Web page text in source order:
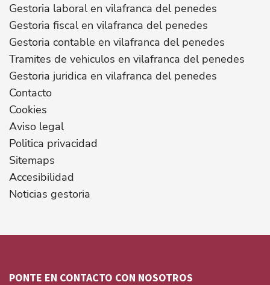
Gestoria laboral en vilafranca del penedes
Gestoria fiscal en vilafranca del penedes
Gestoria contable en vilafranca del penedes
Tramites de vehiculos en vilafranca del penedes
Gestoria juridica en vilafranca del penedes
Contacto
Cookies
Aviso legal
Politica privacidad
Sitemaps
Accesibilidad
Noticias gestoria
PONTE EN CONTACTO CON NOSOTROS